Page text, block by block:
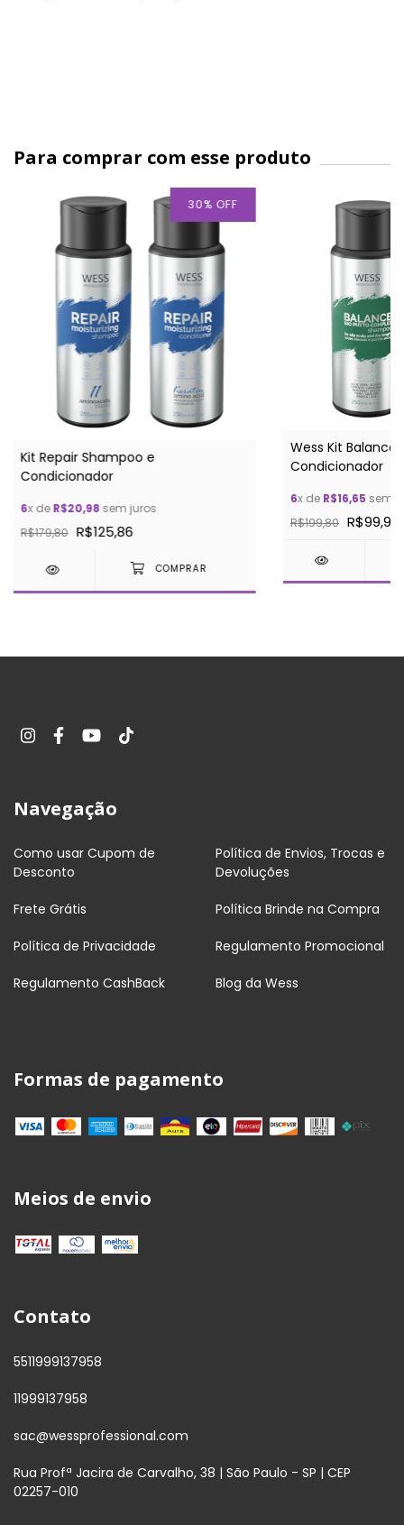
Para comprar com esse produto
30% OFF
Kit Repair Shampoo e
Condicionador
6x deR$20,98 sem juros
R$179,80 R$125,86
Wess Kit Balance
Condicionador
6x de R$16,65 sem
R$199,80 R$99,90
Navegação
Como usar Cupom de
Desconto
Política de Envios, Trocas e
Devoluções
Frete Grátis Política Brinde na Compra
Política de Privacidade Regulamento Promocional
Regulamento CashBack Blog da Wess
Formas de pagamento
Meios de envio
Contato
5511999137958
11999137958
sac@wessprofessional.com
Rua Profª Jacira de Carvalho, 38 | São Paulo - SP | CEP
02257-010